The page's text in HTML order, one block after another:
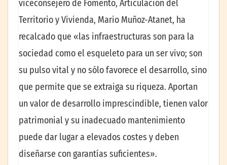
viceconsejero de Fomento, Articulación del
Territorio y Vivienda, Mario Muñoz-Atanet, ha
recalcado que «las infraestructuras son para la
sociedad como el esqueleto para un ser vivo; son
su pulso vital y no sólo favorece el desarrollo, sino
que permite que se extraiga su riqueza. Aportan
un valor de desarrollo imprescindible, tienen valor
patrimonial y su inadecuado mantenimiento
puede dar lugar a elevados costes y deben
diseñarse con garantías suficientes».